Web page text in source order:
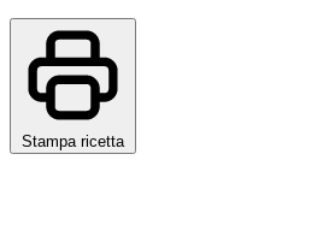
Stampa ricetta